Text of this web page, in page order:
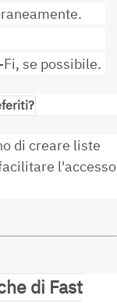
se possibile.
di creare liste
l'accesso
di Fast